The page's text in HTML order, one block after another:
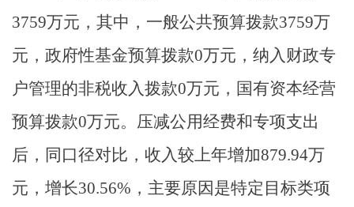
3759万元，其中，一般公共预算拨款3759万
元，政府性基金预算拨款0万元，纳入财政专
户管理的非税收入拨款0万元，国有资本经营
预算拨款0万元。压减公用经费和专项支出
后，同口径对比，收入较上年增加879.94万
元，增长30.56%，主要原因是特定目标类项